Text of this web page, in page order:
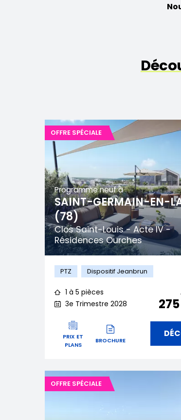
Programme neuf à
SAINT-GERMAIN-EN-
(78)
Clos Saint-Louis - Acte IV -
Résidences Ourches
OFFRE SPÉCIALE
PTZ Dispositif Jeanbrun
1 à 5 pièces
3e Trimestre 2028
PRIX ET
PLANS
BROCHURE
OFFRE SPÉCIALE